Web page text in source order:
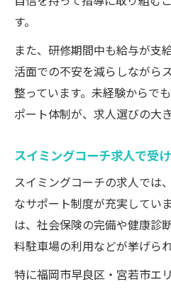
す。
また、研修期間中も給与が支
活面での不安を減らしながら
整っています。未経験からで
ポート体制が、求人選びの大
スイミングコーチ求人で受
スイミングコーチの求人では
なサポート制度が充実してい
は、社会保険の完備や健康診
料駐車場の利用などが挙げられ
特に福岡市早良区・宮若市エ